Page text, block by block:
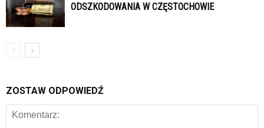
ODSZKODOWANIA W CZĘSTOCHOWIE
ZOSTAW ODPOWIEDŹ